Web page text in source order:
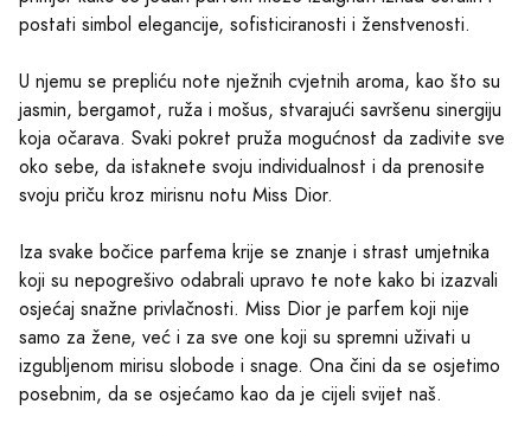
postati simbol elegancije, sofisticiranosti i ženstvenosti.
U njemu se prepliću note nježnih cvjetnih aroma, kao što su
jasmin, bergamot, ruža i mošus, stvarajući savršenu sinergiju
koja očarava. Svaki pokret pruža mogućnost da zadivite sve
oko sebe, da istaknete svoju individualnost i da prenosite
svoju priču kroz mirisnu notu Miss Dior.
Iza svake bočice parfema krije se znanje i strast umjetnika
koji su nepogrešivo odabrali upravo te note kako bi izazvali
osjećaj snažne privlačnosti. Miss Dior je parfem koji nije
samo za žene, već i za sve one koji su spremni uživati ​​u
izgubljenom mirisu slobode i snage. Ona čini da se osjetimo
posebnim, da se osjećamo kao da je cijeli svijet naš.